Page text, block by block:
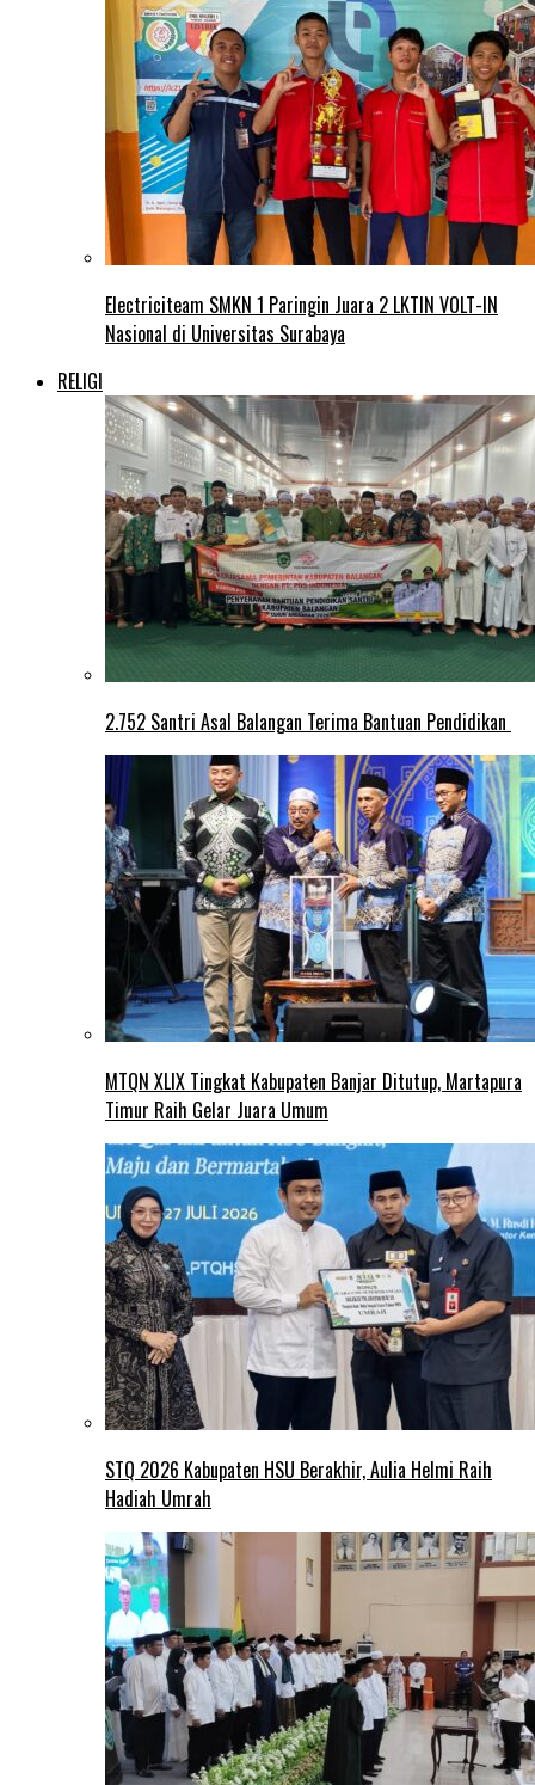
Electriciteam SMKN 1 Paringin Juara 2 LKTIN VOLT-IN
Nasional di Universitas Surabaya
RELIGI
2.752 Santri Asal Balangan Terima Bantuan Pendidikan
MTQN XLIX Tingkat Kabupaten Banjar Ditutup, Martapura
Timur Raih Gelar Juara Umum
STQ 2026 Kabupaten HSU Berakhir, Aulia Helmi Raih
Hadiah Umrah